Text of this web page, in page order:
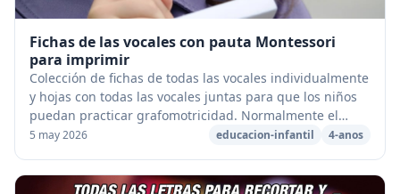
Fichas de las vocales con pauta Montessori
para imprimir
Colección de fichas de todas las vocales individualmente
y hojas con todas las vocales juntas para que los niños
puedan practicar grafomotricidad. Normalmente el
orden de aprendizaje que suelen llevar...
5 may 2026 educacion-infantil 4-anos